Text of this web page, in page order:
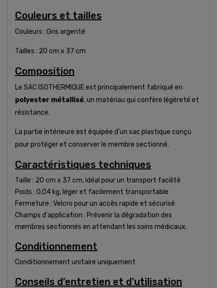
Couleurs et tailles
Couleurs : Gris argenté
Tailles : 20 cm x 37 cm
Composition
Le SAC ISOTHERMIQUE est principalement fabriqué en
polyester métallisé, un matériau qui confère légèreté et
résistance.
La partie intérieure est équipée d'un sac plastique conçu
pour protéger et conserver le membre sectionné.
Caractéristiques techniques
Taille : 20 cm x 37 cm, idéal pour un transport facilité
Poids : 0,04 kg, léger et facilement transportable
Fermeture : Velcro pour un accès rapide et sécurisé
Champs d'application : Prévenir la dégradation des
membres sectionnés en attendant les soins médicaux.
Conditionnement
Conditionnement unitaire uniquement
Conseils d’entretien et d'utilisation